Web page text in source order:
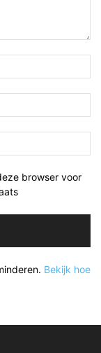
browser voor
Bekijk hoe